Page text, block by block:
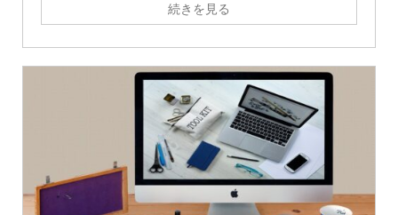
続きを見る